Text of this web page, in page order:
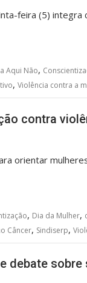
feira (5) integra
Aqui Não,
, Violência contra a
contra
orientar
, Dia da Mulher,
Câncer, Sindiserp,
debate